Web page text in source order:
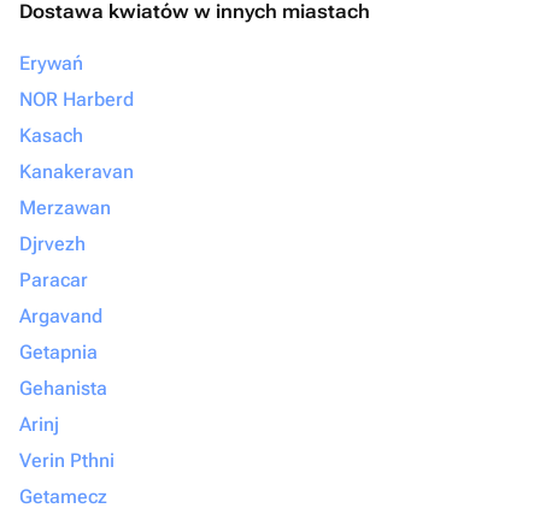
Dostawa kwiatów w innych miastach
Erywań
NOR Harberd
Kasach
Kanakeravan
Merzawan
Djrvezh
Paracar
Argavand
Getapnia
Gehanista
Arinj
Verin Pthni
Getamecz